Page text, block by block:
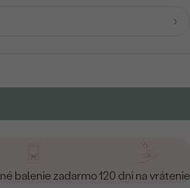
balenie zadarmo120 dní na vrátenie